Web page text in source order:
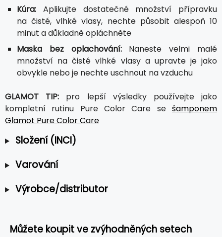
Kúra: Aplikujte dostatečné množství přípravku
na čisté, vlhké vlasy, nechte působit alespoň 10
minut a důkladně opláchněte
Maska bez oplachování:Naneste velmi malé
množství na čisté vlhké vlasy a upravte je jako
obvykle nebo je nechte uschnout na vzduchu
GLAMOT TIP: pro lepší výsledky používejte jako
kompletní rutinu Pure Color Care se šamponem
Glamot Pure Color Care
Složení (INCI)
Varování
Výrobce/distributor
Můžete koupit ve zvýhodněných setech